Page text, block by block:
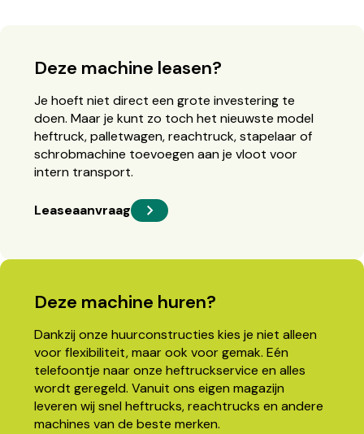
Deze machine leasen?
Je hoeft niet direct een grote investering te
doen. Maar je kunt zo toch het nieuwste model
heftruck, palletwagen, reachtruck, stapelaar of
schrobmachine toevoegen aan je vloot voor
intern transport.
Leaseaanvraag
Deze machine huren?
Dankzij onze huurconstructies kies je niet alleen
voor flexibiliteit, maar ook voor gemak. Eén
telefoontje naar onze heftruckservice en alles
wordt geregeld. Vanuit ons eigen magazijn
leveren wij snel heftrucks, reachtrucks en andere
machines van de beste merken.